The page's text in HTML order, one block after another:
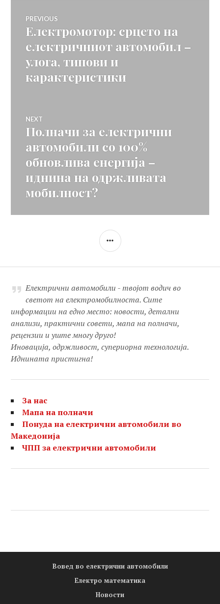
Навигација
на
напис
PREVIOUS
Previous
Електромотор: срцето на
електричниот автомобил –
улога, типови и
карактеристики
NEXT
Next
Полначи за електрични
автомобили со 100%
обновлива енергија –
иднина на одржливата
мобилност?
SIDEBAR
Електрични автомобили - твојот водич во
светот на електромобилноста. Сите
информации на едно место: новости, детални
анализи, практични совети, мапа на полначи,
рецензии и уште многу друго!
Иновација, одржливост, супериорна технологија.
Иднината пристигна!
За нас
Мапа на полначи
Понуда на електрични автомобили во
Македонија
ЧПП за електрични автомобили
Вовед во електрични автомобили
Електро математика
Новости